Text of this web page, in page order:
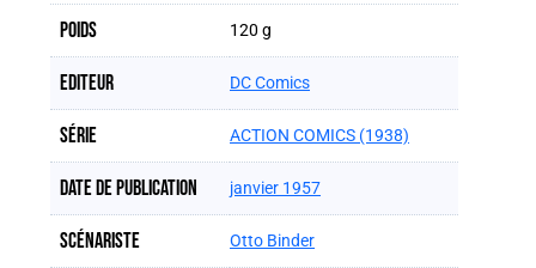
Poids 120 g
Editeur DC Comics
Série ACTION COMICS (1938)
Date de publication janvier 1957
Scénariste Otto Binder